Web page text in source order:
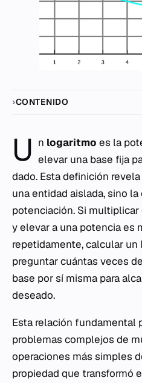
CONTENIDO
U n logaritmo es la
elevar una base fija
dado. Esta definición
una entidad aislada, sino
potenciación. Si
y elevar a una potencia es
repetidamente, calcular
preguntar cuántas veces
base por sí misma para
deseado.
Esta relación fundamental
problemas complejos de
operaciones más simples
propiedad que transformó